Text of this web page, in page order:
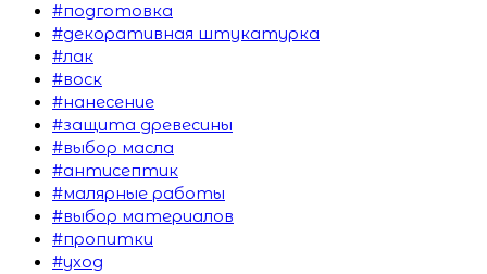
#подготовка
#декоративная штукатурка
#лак
#воск
#нанесение
#защита древесины
#выбор масла
#антисептик
#малярные работы
#выбор материалов
#пропитки
#уход